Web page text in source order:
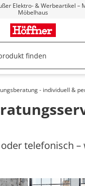
Elektro- & Werbeartikel –
Möbelhaus
- individuell &
telefonisch –